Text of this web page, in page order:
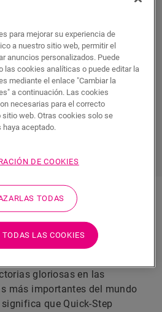
los suelos… y el ciclismo.
patrocinando un equipo
que han salido muchos
Quick-Step por el ciclismo
Quick-Step se convirtió en uno
del equipo de Mapei-Quick-Step.
ha sido sinónimo de equipo
ha cosechado triunfos año tras
ciclismo: 25 años del
gloriosas en las
más importantes del mundo
que Quick-Step
para mejorar su experiencia de
a nuestro sitio web, permitir el
anuncios personalizados. Puede
las cookies analíticas o puede editar la
mediante el enlace "Cambiar la
a continuación. Las cookies
necesarias para el correcto
web. Otras cookies solo se
haya aceptado.
DE COOKIES
TODAS
TODAS LAS COOKIES